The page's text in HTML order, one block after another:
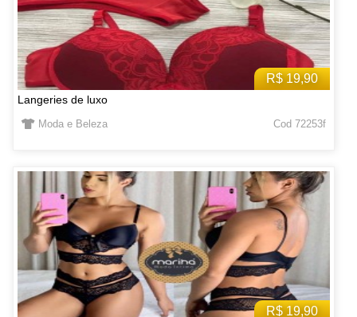
R$ 19,90
Langeries de luxo
Moda e Beleza Cod 72253f
R$ 19,90